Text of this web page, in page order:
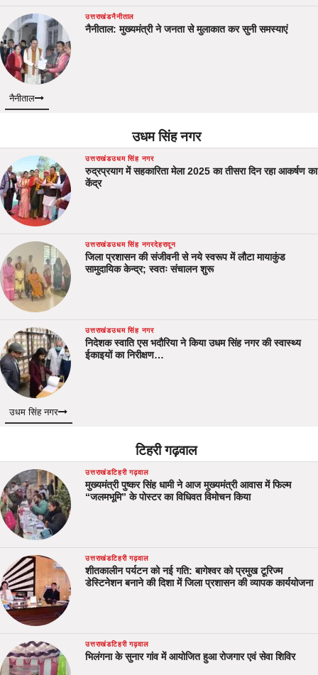
उत्तराखंडनैनीताल
नैनीताल: मुख्यमंत्री ने जनता से मुलाकात कर सुनी समस्याएं
नैनीताल
उधम सिंह नगर
उत्तराखंडउधम सिंह नगर
रुद्रप्रयाग में सहकारिता मेला 2025 का तीसरा दिन रहा आकर्षण का
केंद्र
उत्तराखंडउधम सिंह नगरदेहरादून
जिला प्रशासन की संजीवनी से नये स्वरूप में लौटा मायाकुंड
सामुदायिक केन्द्र; स्वतः संचालन शुरू
उत्तराखंडउधम सिंह नगर
निदेशक स्वाति एस भदौरिया ने किया उधम सिंह नगर की स्वास्थ्य
ईकाइयों का निरीक्षण…
उधम सिंह नगर
टिहरी गढ़वाल
उत्तराखंडटिहरी गढ़वाल
मुख्यमंत्री पुष्कर सिंह धामी ने आज मुख्यमंत्री आवास में फिल्म
“जलमभूमि” के पोस्टर का विधिवत विमोचन किया
उत्तराखंडटिहरी गढ़वाल
शीतकालीन पर्यटन को नई गति: बागेश्वर को प्रमुख टूरिज्म
डेस्टिनेशन बनाने की दिशा में जिला प्रशासन की व्यापक कार्ययोजना
उत्तराखंडटिहरी गढ़वाल
भिलंगना के सुनार गांव में आयोजित हुआ रोजगार एवं सेवा शिविर